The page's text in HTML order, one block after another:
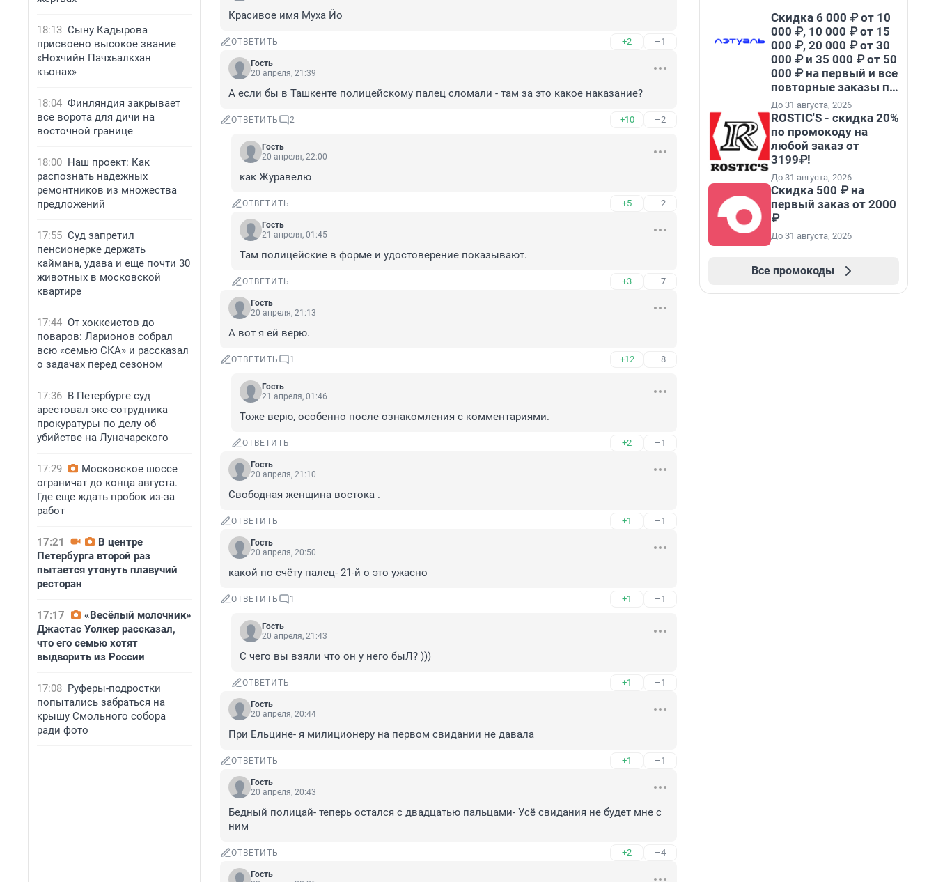
18:13 Сыну Кадырова
присвоено высокое звание
«Нохчийн Пачхьалкхан
къонах»
18:04 Финляндия закрывает
все ворота для дичи на
восточной границе
18:00 Наш проект: Как
распознать надежных
ремонтников из множества
предложений
17:55 Суд запретил
пенсионерке держать
каймана, удава и еще почти 30
животных в московской
квартире
17:44 От хоккеистов до
поваров: Ларионов собрал
всю «семью СКА» и рассказал
о задачах перед сезоном
17:36 В Петербурге суд
арестовал экс-сотрудника
прокуратуры по делу об
убийстве на Луначарского
17:29
Московское шоссе
ограничат до конца августа.
Где еще ждать пробок из-за
работ
17:21
В центре
Петербурга второй раз
пытается утонуть плавучий
ресторан
17:17
«Весёлый молочник»
Джастас Уолкер рассказал,
что его семью хотят
выдворить из России
17:08 Руферы-подростки
попытались забраться на
крышу Смольного собора
ради фото
Красивое имя Муха Йо
ОТВЕТИТЬ +2 –1
Гость
20 апреля, 21:39
А если бы в Ташкенте полицейскому палец сломали - там за это какое наказание?
ОТВЕТИТЬ 2 +10 –2
Гость
20 апреля, 22:00
как Журавелю
ОТВЕТИТЬ +5 –2
Гость
21 апреля, 01:45
Там полицейские в форме и удостоверение показывают.
ОТВЕТИТЬ +3 –7
Гость
20 апреля, 21:13
А вот я ей верю.
ОТВЕТИТЬ 1 +12 –8
Гость
21 апреля, 01:46
Тоже верю, особенно после ознакомления с комментариями.
ОТВЕТИТЬ +2 –1
Гость
20 апреля, 21:10
Свободная женщина востока .
ОТВЕТИТЬ +1 –1
Гость
20 апреля, 20:50
какой по счёту палец- 21-й о это ужасно
ОТВЕТИТЬ 1 +1 –1
Гость
20 апреля, 21:43
С чего вы взяли что он у него быЛ? )))
ОТВЕТИТЬ +1 –1
Гость
20 апреля, 20:44
При Ельцине- я милиционеру на первом свидании не давала
ОТВЕТИТЬ +1 –1
Гость
20 апреля, 20:43
Бедный полицай- теперь остался с двадцатью пальцами- Усё свидания не будет мне с
ним
ОТВЕТИТЬ +2 –4
Гость
Скидка 6 000 ₽ от 10
000 ₽, 10 000 ₽ от 15
000 ₽, 20 000 ₽ от 30
000 ₽ и 35 000 ₽ от 50
000 ₽ на первый и все
повторные заказы по
промокоду НАБЕРИ
До 31 августа, 2026
ROSTIC'S - скидка 20%
по промокоду на
любой заказ от
3199₽!
До 31 августа, 2026
Скидка 500 ₽ на
первый заказ от 2000
₽
До 31 августа, 2026
Все промокоды